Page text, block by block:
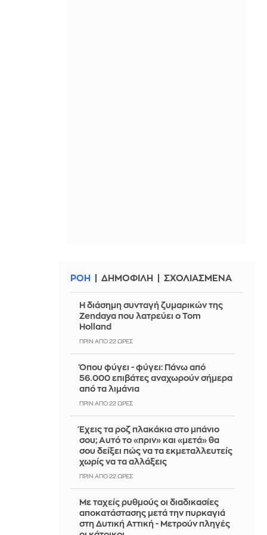
ΡΟΗ ΔΗΜΟΦΙΛΗ ΣΧΟΛΙΑΣΜΕΝΑ
Η διάσημη συνταγή ζυμαρικών της
Zendaya που λατρεύει ο Tom
Holland
ΠΡΙΝ ΑΠΌ 22 ΏΡΕΣ
Όπου φύγει - φύγει: Πάνω από
56.000 επιβάτες αναχωρούν σήμερα
από τα λιμάνια
ΠΡΙΝ ΑΠΌ 22 ΏΡΕΣ
Έχεις τα ροζ πλακάκια στο μπάνιο
σου; Αυτό το «πριν» και «μετά» θα
σου δείξει πώς να τα εκμεταλλευτείς
χωρίς να τα αλλάξεις
ΠΡΙΝ ΑΠΌ 22 ΏΡΕΣ
Με ταχείς ρυθμούς οι διαδικασίες
αποκατάστασης μετά την πυρκαγιά
στη Δυτική Αττική - Μετρούν πληγές